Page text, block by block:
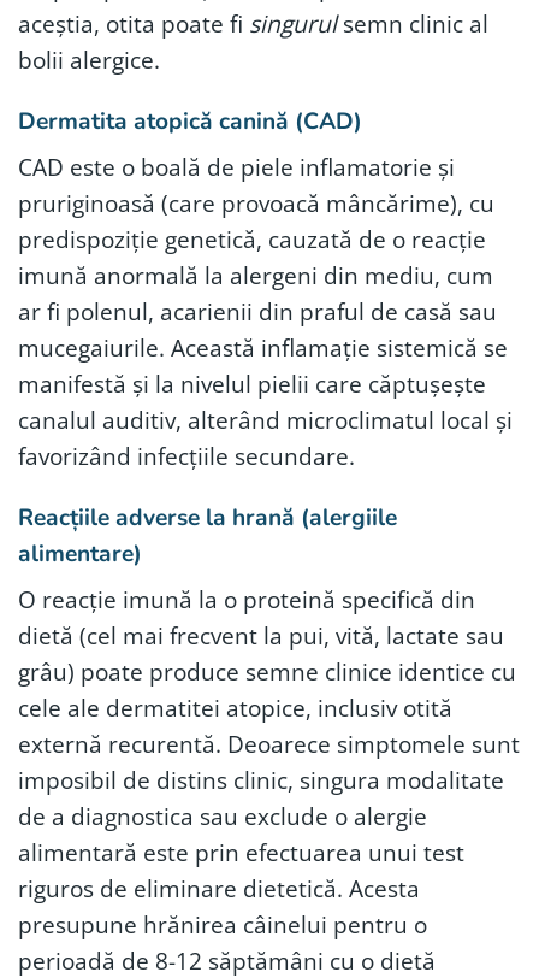
aceștia, otita poate fi singurulsemn clinic al
bolii alergice.
Dermatita atopică canină (CAD)
CAD este o boală de piele inflamatorie și
pruriginoasă (care provoacă mâncărime), cu
predispoziție genetică, cauzată de o reacție
imună anormală la alergeni din mediu, cum
ar fi polenul, acarienii din praful de casă sau
mucegaiurile. Această inflamație sistemică se
manifestă și la nivelul pielii care căptușește
canalul auditiv, alterând microclimatul local și
favorizând infecțiile secundare.
Reacțiile adverse la hrană (alergiile
alimentare)
O reacție imună la o proteină specifică din
dietă (cel mai frecvent la pui, vită, lactate sau
grâu) poate produce semne clinice identice cu
cele ale dermatitei atopice, inclusiv otită
externă recurentă. Deoarece simptomele sunt
imposibil de distins clinic, singura modalitate
de a diagnostica sau exclude o alergie
alimentară este prin efectuarea unui test
riguros de eliminare dietetică. Acesta
presupune hrănirea câinelui pentru o
perioadă de 8-12 săptămâni cu o dietă